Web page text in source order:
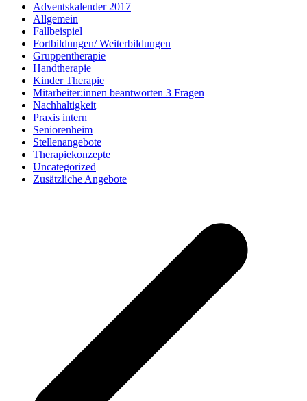
Adventskalender 2017
Allgemein
Fallbeispiel
Fortbildungen/ Weiterbildungen
Gruppentherapie
Handtherapie
Kinder Therapie
Mitarbeiter:innen beantworten 3 Fragen
Nachhaltigkeit
Praxis intern
Seniorenheim
Stellenangebote
Therapiekonzepte
Uncategorized
Zusätzliche Angebote